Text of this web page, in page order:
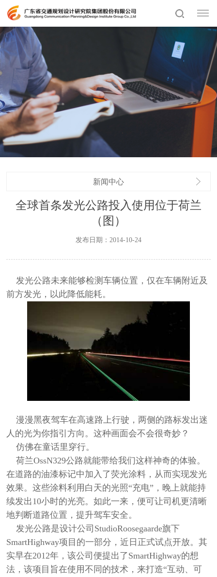
新闻中心
全球首条发光公路投入使用位于荷兰
（图）
发布日期：2014-10-24
发光公路未来能够检测车辆位置，仅在车辆附近及
前方发光，以此降低能耗。
漫漫黑夜驾车在高速路上行驶，两侧的路标发出迷
人的光为你指引方向。这种画面会不会很奇妙？
仿佛在童话里穿行。
荷兰OssN329公路就能带给我们这样神奇的体验。
在道路的油漆标记中加入了荧光涂料，从而实现发光
效果。这些涂料利用白天的光照“充电”，晚上就能持
续发出10小时的光亮。如此一来，便可让司机更清晰
地判断道路位置，提升驾车安全。
发光公路是设计公司StudioRoosegaarde旗下
SmartHighway项目的一部分，近日正式试点开放。其
实早在2012年，该公司便提出了SmartHighway的想
法，该项目旨在使用不同的技术，来打造“互动、可